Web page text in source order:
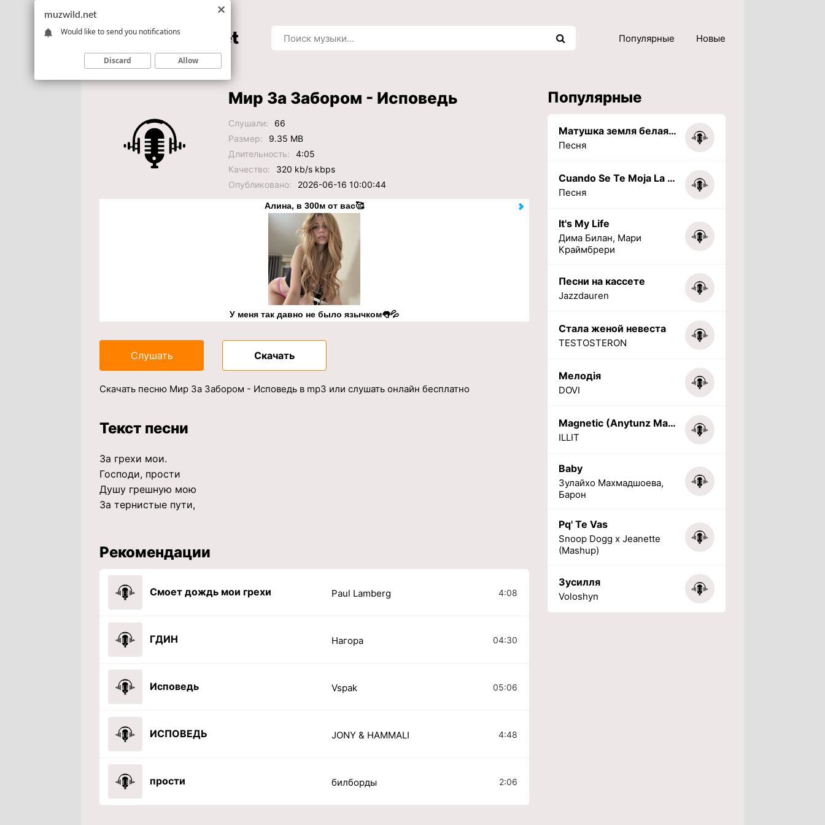
Популярные Новые
Мир За Забором - Исповедь
Слушали:
66
Размер:
9.35 MB
Длительность:
4:05
Качество:
320 kb/s kbps
Опубликовано:
2026-06-16 10:00:44
Алина, в 300м от вас🥰
У меня так давно не было язычком👅💦
Слушать Скачать
Скачать песню Мир За Забором - Исповедь в mp3 или слушать онлайн бесплатно
Текст песни
За грехи мои.
Господи, прости
Душу грешную мою
За тернистые пути,
Рекомендации
Смоет дождь мои грехи Paul Lamberg 4:08
ГДИН Нагора 04:30
Исповедь Vspak 05:06
ИСПОВЕДЬ JONY & HAMMALI 4:48
прости билборды 2:06
Популярные
Матушка земля белая березонька
Песня
Cuando Se Te Moja La Tarea (PHONK) (Slowed + Reverbed)
Песня
It's My Life
Дима Билан, Мари
Краймбрери
Песни на кассете
Jazzdauren
Стала женой невеста
TESTOSTERON
Мелодія
DOVI
Magnetic (Anytunz Marimba Ringtone)
ILLIT
Baby
Зулайхо Махмадшоева,
Барон
Pq' Te Vas
Snoop Dogg x Jeanette
(Mashup)
Зусилля
Voloshyn
muzwild.net
Would like to send you notifications
Discard Allow